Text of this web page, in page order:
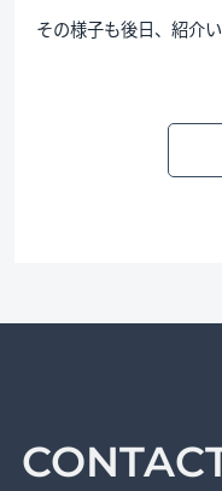
その様子も後日、紹介い